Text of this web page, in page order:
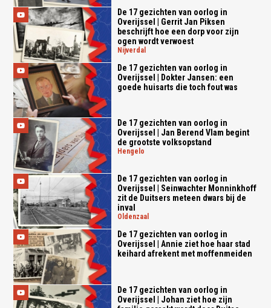
De 17 gezichten van oorlog in
Overijssel | Gerrit Jan Piksen
beschrijft hoe een dorp voor zijn
ogen wordt verwoest
nijverdal
De 17 gezichten van oorlog in
Overijssel | Dokter Jansen: een
goede huisarts die toch fout was
De 17 gezichten van oorlog in
Overijssel | Jan Berend Vlam begint
de grootste volksopstand
hengelo
De 17 gezichten van oorlog in
Overijssel | Seinwachter Monninkhoff
zit de Duitsers meteen dwars bij de
inval
oldenzaal
De 17 gezichten van oorlog in
Overijssel | Annie ziet hoe haar stad
keihard afrekent met moffenmeiden
De 17 gezichten van oorlog in
Overijssel | Johan ziet hoe zijn